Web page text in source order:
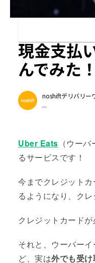
現金支払
んでみた！
noshiftデリバリー
...
Uber Eats （ウー
るサービスです！
今までクレジットカ
るようになり、ク
クレジットカード
それと、ウーバー
ど、実は外でも受